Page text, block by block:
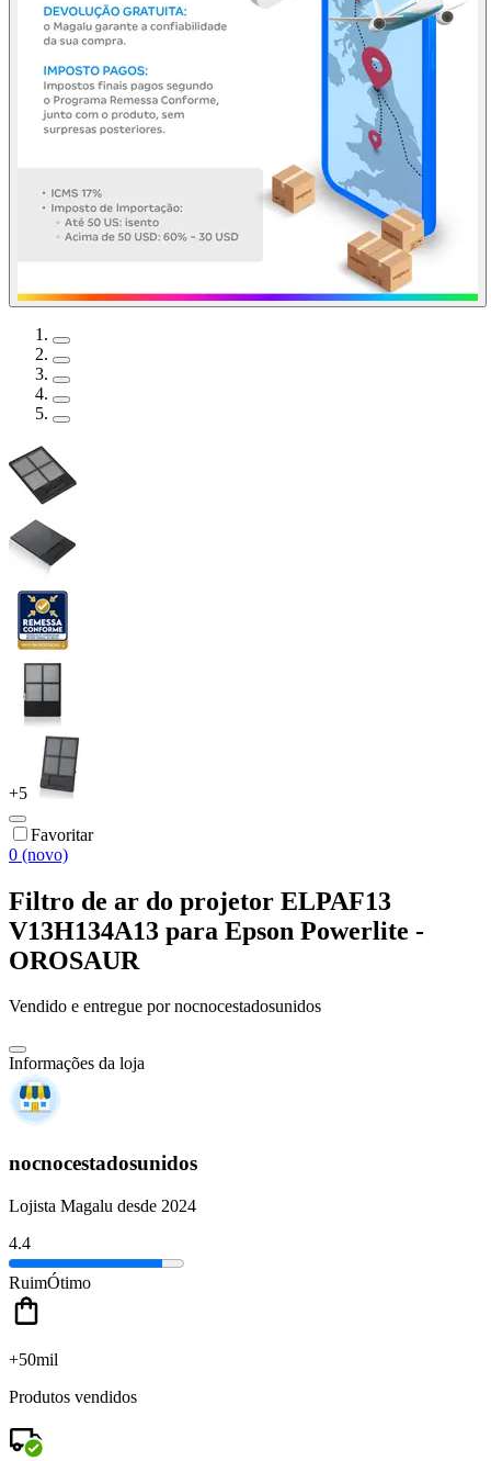
+5
Favoritar
0 (novo)
Filtro de ar do projetor ELPAF13
V13H134A13 para Epson Powerlite -
OROSAUR
Vendido e entregue por nocnocestadosunidos
Informações da loja
nocnocestadosunidos
Lojista Magalu desde 2024
4.4
RuimÓtimo
+50mil
Produtos vendidos